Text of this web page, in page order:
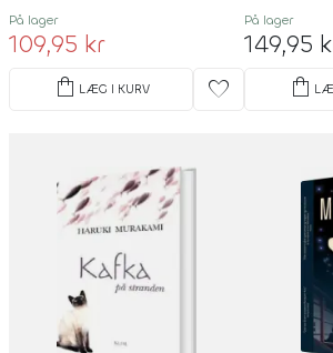
På lager
109,95 kr
shopping_bag LÆG I KURV favorite
På lager
149,95
shopping_bag